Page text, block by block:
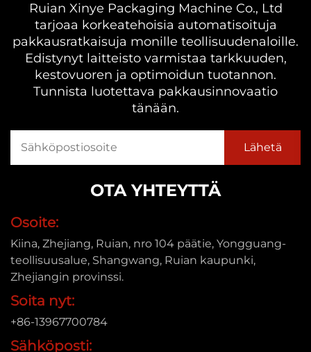
Ruian Xinye Packaging Machine Co., Ltd
tarjoaa korkeatehoisia automatisoituja
pakkausratkaisuja monille teollisuudenaloille.
Edistynyt laitteisto varmistaa tarkkuuden,
kestovuoren ja optimoidun tuotannon.
Tunnista luotettava pakkausinnovaatio
tänään.
OTA YHTEYTTÄ
Osoite:
Kiina, Zhejiang, Ruian, nro 104 päätie, Yongguang-
teollisuusalue, Shangwang, Ruian kaupunki,
Zhejiangin provinssi.
Soita nyt:
+86-13967700784
Sähköposti: